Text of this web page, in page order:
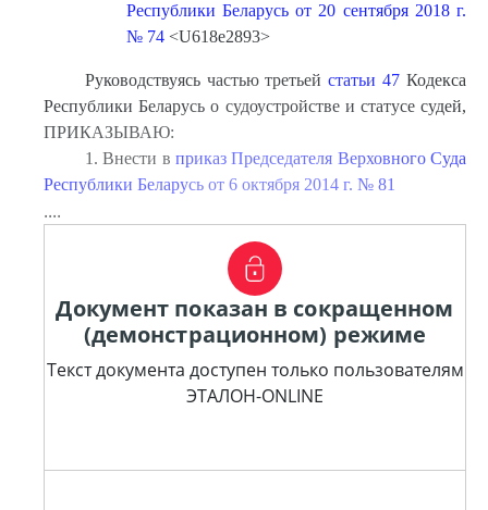
Республики Беларусь от 20 сентября 2018 г.
№ 74<U618e2893>
Руководствуясь частью третьейстатьи 47 Кодекса
Республики Беларусь о судоустройстве и статусе судей,
ПРИКАЗЫВАЮ:
1. Внести в приказ Председателя Верховного Суда
Республики Беларусь от 6 октября 2014 г. № 81
....
Документ показан в сокращенном
(демонстрационном) режиме
Текст документа доступен только пользователям
ЭТАЛОН-ONLINE